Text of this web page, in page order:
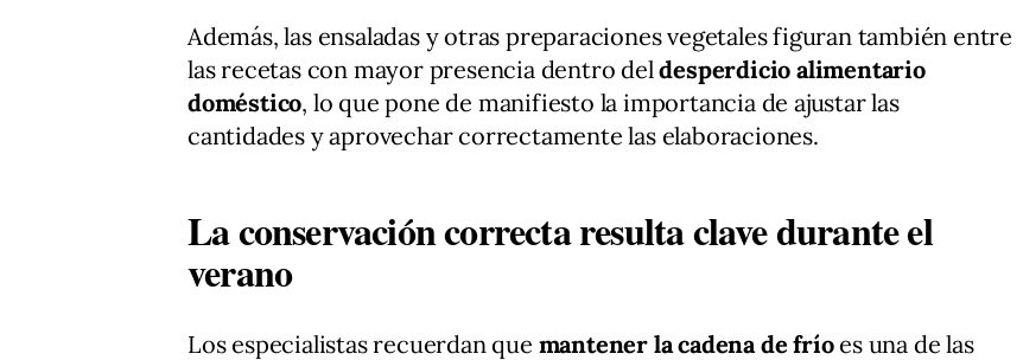
Además, las ensaladas y otras preparaciones vegetales figuran también entre
las recetas con mayor presencia dentro deldesperdicio alimentario
doméstico, lo que pone de manifiesto la importancia de ajustar las
cantidades y aprovechar correctamente las elaboraciones.
La conservación correcta resulta clave durante el
verano
Los especialistas recuerdan que mantener la cadena de fríoes una de las